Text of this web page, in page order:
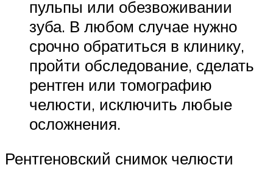
пульпы или обезвоживании
зуба. В любом случае нужно
срочно обратиться в клинику,
пройти обследование, сделать
рентген или томографию
челюсти, исключить любые
осложнения.
Рентгеновский снимок челюсти